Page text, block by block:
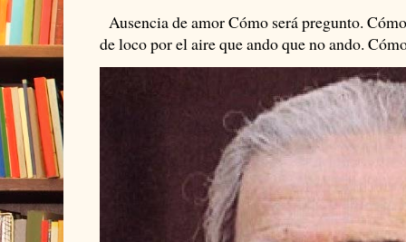
Ausencia de amor Cómo será pregunto.
de loco por el aire que ando que no ando.